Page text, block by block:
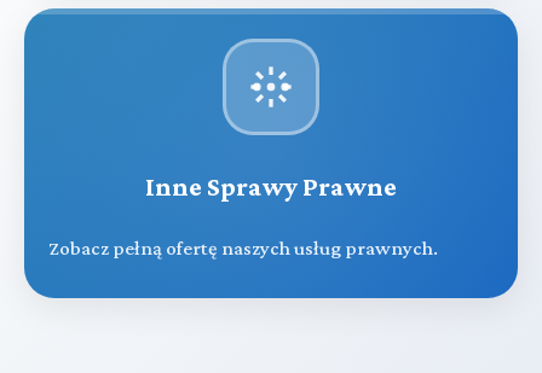
Inne Sprawy Prawne
Zobacz pełną ofertę naszych usług prawnych.